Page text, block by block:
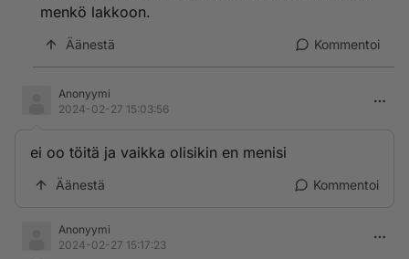
menkö lakkoon.
Äänestä Kommentoi
Anonyymi
2024-02-27 15:03:56
ei oo töitä ja vaikka olisikin en menisi
Äänestä Kommentoi
Anonyymi
2024-02-27 15:17:23